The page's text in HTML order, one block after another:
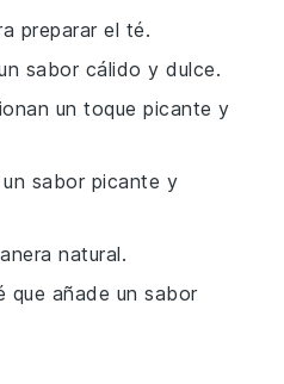
preparar el té.
sabor cálido y dulce.
un toque picante y
sabor picante y
natural.
que añade un sabor